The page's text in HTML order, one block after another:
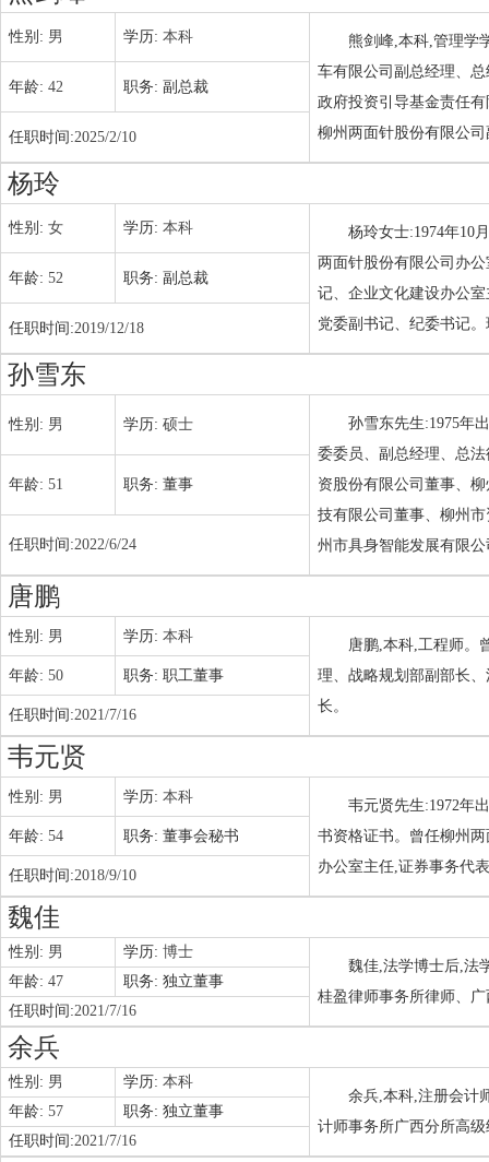
性别: 男 学历: 本科
熊剑峰,本科,管理学
车有限公司副总经理、
政府投资引导基金责任
柳州两面针股份有限公
年龄: 42 职务: 副总裁
任职时间:2025/2/10
杨玲
性别: 女 学历: 本科
杨玲女士:1974年10
两面针股份有限公司办
记、企业文化建设办公
党委副书记、纪委书记
年龄: 52 职务: 副总裁
任职时间:2019/12/18
孙雪东
性别: 男 学历: 硕士
孙雪东先生:1975年
委委员、副总经理、总
资股份有限公司董事、
技有限公司董事、柳州
州市具身智能发展有限
年龄: 51 职务: 董事
任职时间:2022/6/24
唐鹏
性别: 男 学历: 本科
唐鹏,本科,工程师。
理、战略规划部副部长
长。
年龄: 50 职务: 职工董事
任职时间:2021/7/16
韦元贤
性别: 男 学历: 本科
韦元贤先生:1972年
书资格证书。曾任柳州
办公室主任,证券事务代
年龄: 54 职务: 董事会秘书
任职时间:2018/9/10
魏佳
性别: 男 学历: 博士
魏佳,法学博士后,法
桂盈律师事务所律师、
年龄: 47 职务: 独立董事
任职时间:2021/7/16
余兵
性别: 男 学历: 本科
余兵,本科,注册会计
计师事务所广西分所高
年龄: 57 职务: 独立董事
任职时间:2021/7/16